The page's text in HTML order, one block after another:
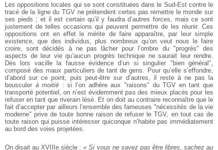
Les oppositions locales qui se sont constituées dans le Sud-Est contre le
tracé de la ligne du TGV ne prétendent certes pas remettre le monde sur
ses pieds ; et il est certain qu’il y faudra d’autres forces, mais ce sont
justement de telles occasions qui peuvent permettre de les réunir. Ces
oppositions ont en effet le mérite de faire apparaître, par leur simple
existence, que des individus, plus nombreux qu’on veut nous le faire
croire, sont décidés à ne pas lâcher pour l’ombre du "progrès" des
aspects de leur vie qu’aucun progrès technique ne saurait leur rendre.
Dès lors vacille la fausse évidence d’un si singulier "bien général",
composé des maux particuliers de tant de gens. Pour qu’elle s’effondre,
d’abord sur ce point, puis peut-être sur d’autres, il reste à ne pas la
bousculer à moitié : si l’on adhère aux "raisons" du TGV en tant que
transporté potentiel, on n’est évidemment pas des mieux placés pour les
refuser en tant que riverain lésé. Et on doit au contraire reconnaître que le
fait d’accepter par ailleurs l’ensemble des fameuses "nécessités de la vie
moderne" prive de toute bonne raison de refuser le TGV, en tout cas de
toute raison qui puisse intéresser quiconque n’habite pas immédiatement
au bord des voies projetées.
On disait au XVIIIe siècle :« Si vous ne savez pas être libres, sachez au